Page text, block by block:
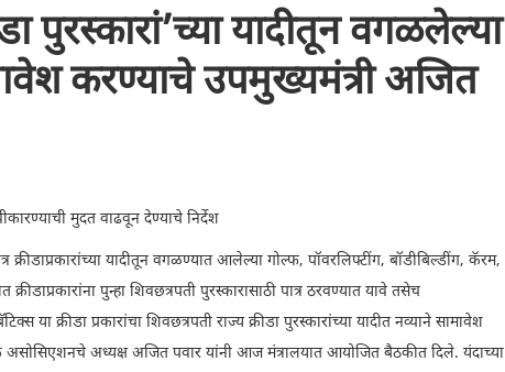
पुरस्कारां’च्या यादीतून वगळलेल्या
करण्याचे उपमुख्यमंत्री अजित
मुदत वाढवून देण्याचे निर्देश
क्रीडाप्रकारांच्या यादीतून वगळण्यात आलेल्या गोल्फ, पॉवरलिफ्टींग, बॉडीबिल्डींग, कॅरम,
पुन्हा शिवछत्रपती पुरस्कारासाठी पात्र ठरवण्यात यावे तसेच
या क्रीडा प्रकारांचा शिवछत्रपती राज्य क्रीडा पुरस्कारांच्या यादीत नव्याने सामावेश
असोसिएशनचे अध्यक्ष अजित पवार यांनी आज मंत्रालयात आयोजित बैठकीत दिले. यंदाच्या